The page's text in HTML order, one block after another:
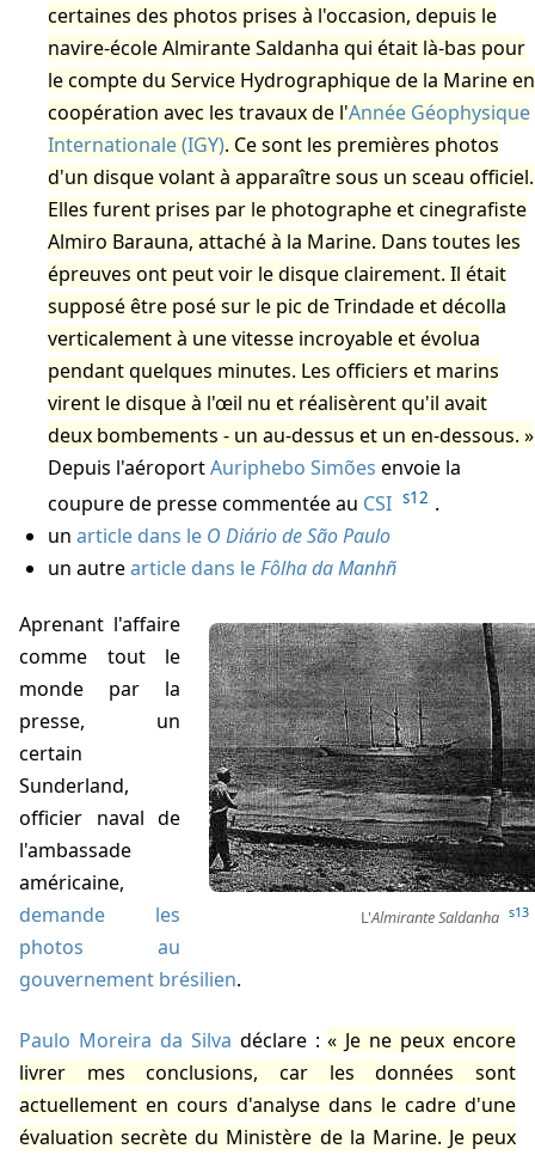
certaines des photos prises à l'occasion, depuis le
navire-école Almirante Saldanha qui était là-bas pour
le compte du Service Hydrographique de la Marine en
coopération avec les travaux de l'Année Géophysique
Internationale (IGY). Ce sont les premières photos
d'un disque volant à apparaître sous un sceau officiel.
Elles furent prises par le photographe et cinegrafiste
Almiro Barauna, attaché à la Marine. Dans toutes les
épreuves ont peut voir le disque clairement. Il était
supposé être posé sur le pic de Trindade et décolla
verticalement à une vitesse incroyable et évolua
pendant quelques minutes. Les officiers et marins
virent le disque à l'œil nu et réalisèrent qu'il avait
deux bombements - un au-dessus et un en-dessous.
Depuis l'aéroportAuriphebo Simões envoie la
coupure de presse commentée au CSI s12 .
un article dans le O Diário de São Paulo
un autrearticle dans leFôlha da Manhñ
L'Almirante Saldanha s13
Aprenant l'affaire
comme tout le
monde par la
presse, un
certain
Sunderland,
officier naval de
l'ambassade
américaine,
demande les
photos au
gouvernement brésilien.
Paulo Moreira da Silva déclare :
Je ne peux encore
livrer mes conclusions, car les données sont
actuellement en cours d'analyse dans le cadre d'une
évaluation secrète du Ministère de la Marine. Je peux